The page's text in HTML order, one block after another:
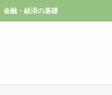
金融・経済の基礎